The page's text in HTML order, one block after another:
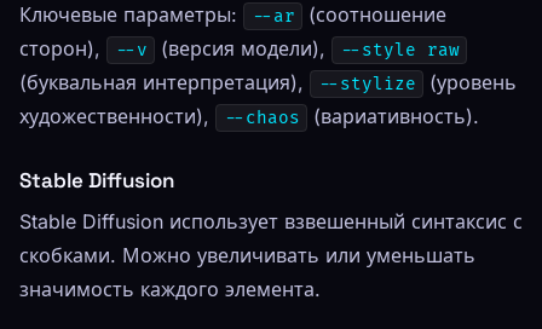
Ключевые параметры: --ar
(соотношение
сторон),
--v (версия модели), --style raw
(буквальная интерпретация), --stylize
(уровень
художественности),
--chaos (вариативность).
Stable Diffusion
Stable Diffusion использует взвешенный синтаксис с
скобками. Можно увеличивать или уменьшать
значимость каждого элемента.